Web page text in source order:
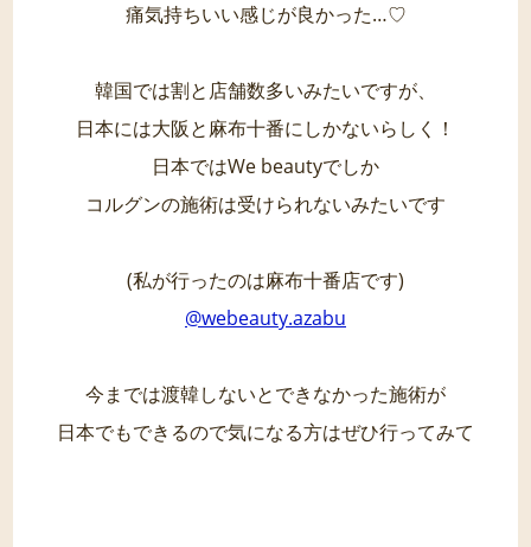
痛気持ちいい感じが良かった…♡
韓国では割と店舗数多いみたいですが、
日本には大阪と麻布十番にしかないらしく！
日本ではWe beautyでしか
コルグンの施術は受けられないみたいです
(私が行ったのは麻布十番店です)
@webeauty.azabu
今までは渡韓しないとできなかった施術が
日本でもできるので気になる方はぜひ行ってみて